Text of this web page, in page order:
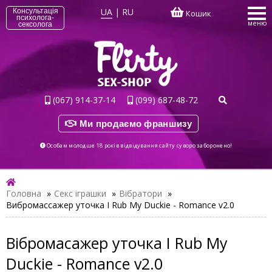
Консультація
психолога-
сексолога
UA | RU Кошик
меню
(067) 914-37-14 (099) 687-48-72
Ми продаємо франшизу
Особам молодше 18 років відвідування сайту суворо заборонено!
Головна » Секс іграшки » Вібратори »
Вибромассажер уточка I Rub My Duckie - Romance v2.0
Вібромасажер уточка I Rub My
Duckie - Romance v2.0